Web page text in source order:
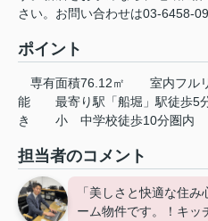
さい。お問い合わせは03-6458-
ポイント
専有面積76.12㎡ 室内フル
能
最寄り駅「船堀」駅徒歩5
き
小 中学校徒歩10分圏内
担当者のコメント
「美しさと快適な住
ーム物件です。！キッ